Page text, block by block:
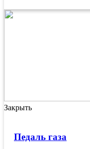
Закрыть
Педаль газа